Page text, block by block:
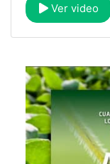
Ver video